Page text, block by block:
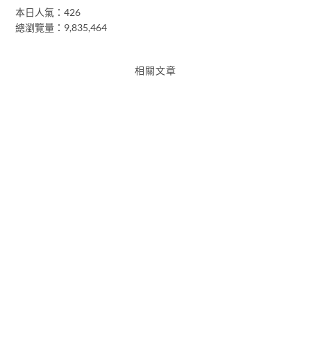
本日人氣：426
總瀏覽量：9,835,464
相關文章